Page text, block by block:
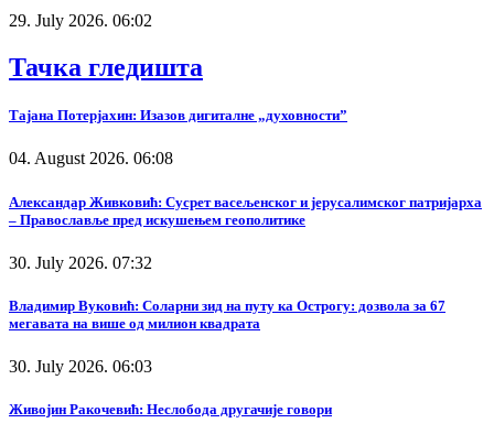
29. July 2026. 06:02
Тачка гледишта
Тајана Потерјахин: Изазов дигиталне „духовности”
04. August 2026. 06:08
Александар Живковић: Сусрет васељенског и јерусалимског патријарха
– Православље пред искушењем геополитике
30. July 2026. 07:32
Владимир Вуковић: Соларни зид на путу ка Острогу: дозвола за 67
мегавата на више од милион квадрата
30. July 2026. 06:03
Живојин Ракочевић: Неслобода другачије говори